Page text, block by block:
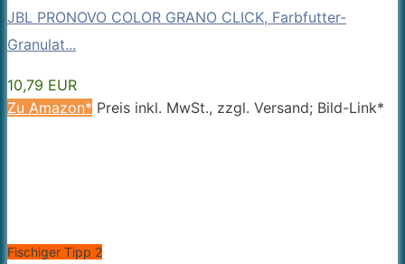
JBL PRONOVO COLOR GRANO CLICK, Farbfutter-
Granulat...
10,79 EUR
Zu Amazon* Preis inkl. MwSt., zzgl. Versand; Bild-Link*
Fischiger Tipp 2